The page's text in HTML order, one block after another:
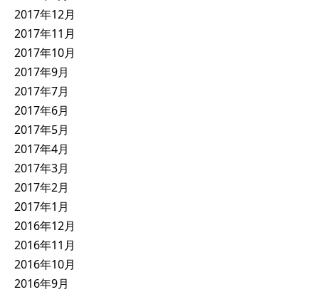
2017年12月
2017年11月
2017年10月
2017年9月
2017年7月
2017年6月
2017年5月
2017年4月
2017年3月
2017年2月
2017年1月
2016年12月
2016年11月
2016年10月
2016年9月